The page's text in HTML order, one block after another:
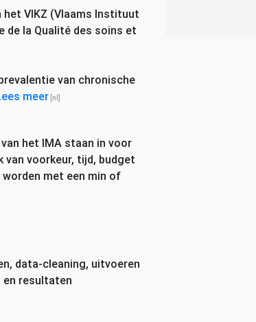
het VIKZ (Vlaams Instituut
de la Qualité des soins et
van chronische
meer
het IMA staan in voor
voorkeur, tijd, budget
met een min of
data-cleaning, uitvoeren
resultaten